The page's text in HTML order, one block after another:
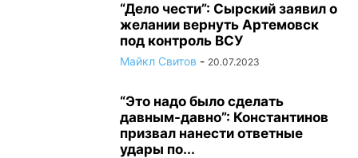
“Дело чести”: Сырский заявил о
желании вернуть Артемовск
под контроль ВСУ
Майкл Свитов - 20.07.2023
“Это надо было сделать
давным-давно”: Константинов
призвал нанести ответные
удары по...